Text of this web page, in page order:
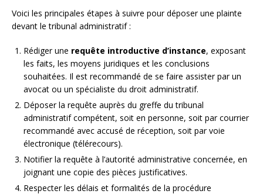
Voici les principales étapes à suivre pour déposer une plainte
devant le tribunal administratif :
Rédiger une requête introductive d’instance, exposant
les faits, les moyens juridiques et les conclusions
souhaitées. Il est recommandé de se faire assister par un
avocat ou un spécialiste du droit administratif.
Déposer la requête auprès du greffe du tribunal
administratif compétent, soit en personne, soit par courrier
recommandé avec accusé de réception, soit par voie
électronique (télérecours).
Notifier la requête à l’autorité administrative concernée, en
joignant une copie des pièces justificatives.
Respecter les délais et formalités de la procédure